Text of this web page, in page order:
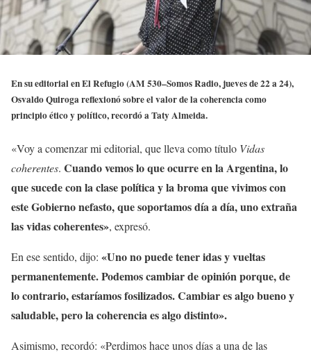
En su editorial en El Refugio (AM 530–Somos Radio, jueves de 22 a 24),
Osvaldo Quiroga reflexionó sobre el valor de la coherencia como
principio ético y político, recordó a Taty Almeida.
«Voy a comenzar mi editorial, que lleva como título Vidas
coherentes. Cuando vemos lo que ocurre en la Argentina, lo
que sucede con la clase política y la broma que vivimos con
este Gobierno nefasto, que soportamos día a día, uno extraña
las vidas coherentes», expresó.
En ese sentido, dijo: «Uno no puede tener idas y vueltas
permanentemente. Podemos cambiar de opinión porque, de
lo contrario, estaríamos fosilizados. Cambiar es algo bueno y
saludable, pero la coherencia es algo distinto».
Asimismo, recordó: «Perdimos hace unos días a una de las